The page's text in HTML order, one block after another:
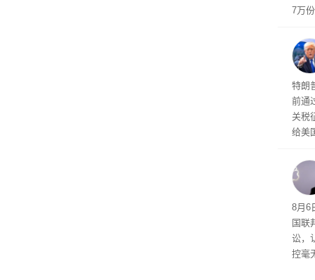
7万
特朗
前通
关税
给美
A）
入的
8月6
国联
讼，
控毫